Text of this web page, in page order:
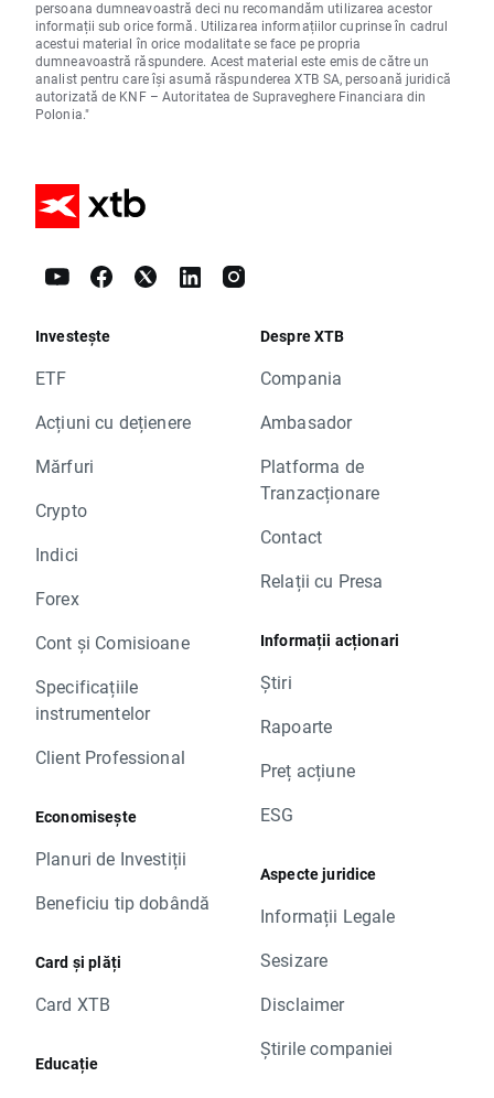
persoana dumneavoastră deci nu recomandăm utilizarea acestor
informații sub orice formă. Utilizarea informațiilor cuprinse în cadrul
acestui material în orice modalitate se face pe propria
dumneavoastră răspundere. Acest material este emis de către un
analist pentru care își asumă răspunderea XTB SA, persoană juridică
autorizată de KNF – Autoritatea de Supraveghere Financiara din
Polonia."
Investește
ETF
Acțiuni cu dețienere
Mărfuri
Crypto
Indici
Forex
Cont și Comisioane
Specificațiile
instrumentelor
Client Professional
Economisește
Planuri de Investiții
Beneficiu tip dobândă
Card și plăți
Card XTB
Educație
Despre XTB
Compania
Ambasador
Platforma de
Tranzacționare
Contact
Relații cu Presa
Informații acționari
Știri
Rapoarte
Preț acțiune
ESG
Aspecte juridice
Informații Legale
Sesizare
Disclaimer
Știrile companiei